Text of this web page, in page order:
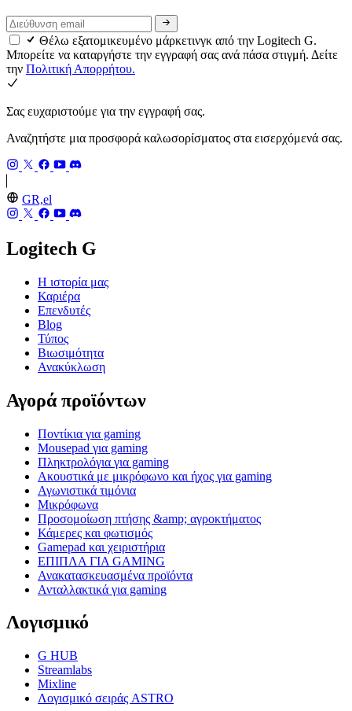
Θέλω εξατομικευμένο μάρκετινγκ από την Logitech G.
Μπορείτε να καταργήστε την εγγραφή σας ανά πάσα στιγμή. Δείτε
την Πολιτική Απορρήτου.
Σας ευχαριστούμε για την εγγραφή σας.
Αναζητήστε μια προσφορά καλωσορίσματος στα εισερχόμενά σας.
GR,el
Logitech G
Η ιστορία μας
Καριέρα
Επενδυτές
Blog
Τύπος
Βιωσιμότητα
Ανακύκλωση
Αγορά προϊόντων
Ποντίκια για gaming
Mousepad για gaming
Πληκτρολόγια για gaming
Ακουστικά με μικρόφωνο και ήχος για gaming
Αγωνιστικά τιμόνια
Μικρόφωνα
Προσομοίωση πτήσης &amp; αγροκτήματος
Κάμερες και φωτισμός
Gamepad και χειριστήρια
ΕΠΙΠΛΑ ΓΙΑ GAMING
Ανακατασκευασμένα προϊόντα
Ανταλλακτικά για gaming
Λογισμικό
G HUB
Streamlabs
Mixline
Λογισμικό σειράς ASTRO